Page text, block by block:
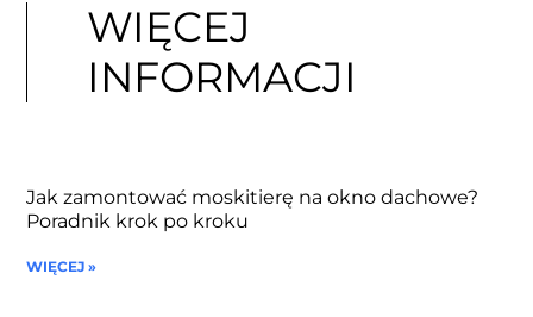
WIĘCEJ
INFORMACJI
Jak zamontować moskitierę na okno dachowe?
Poradnik krok po kroku
WIĘCEJ »